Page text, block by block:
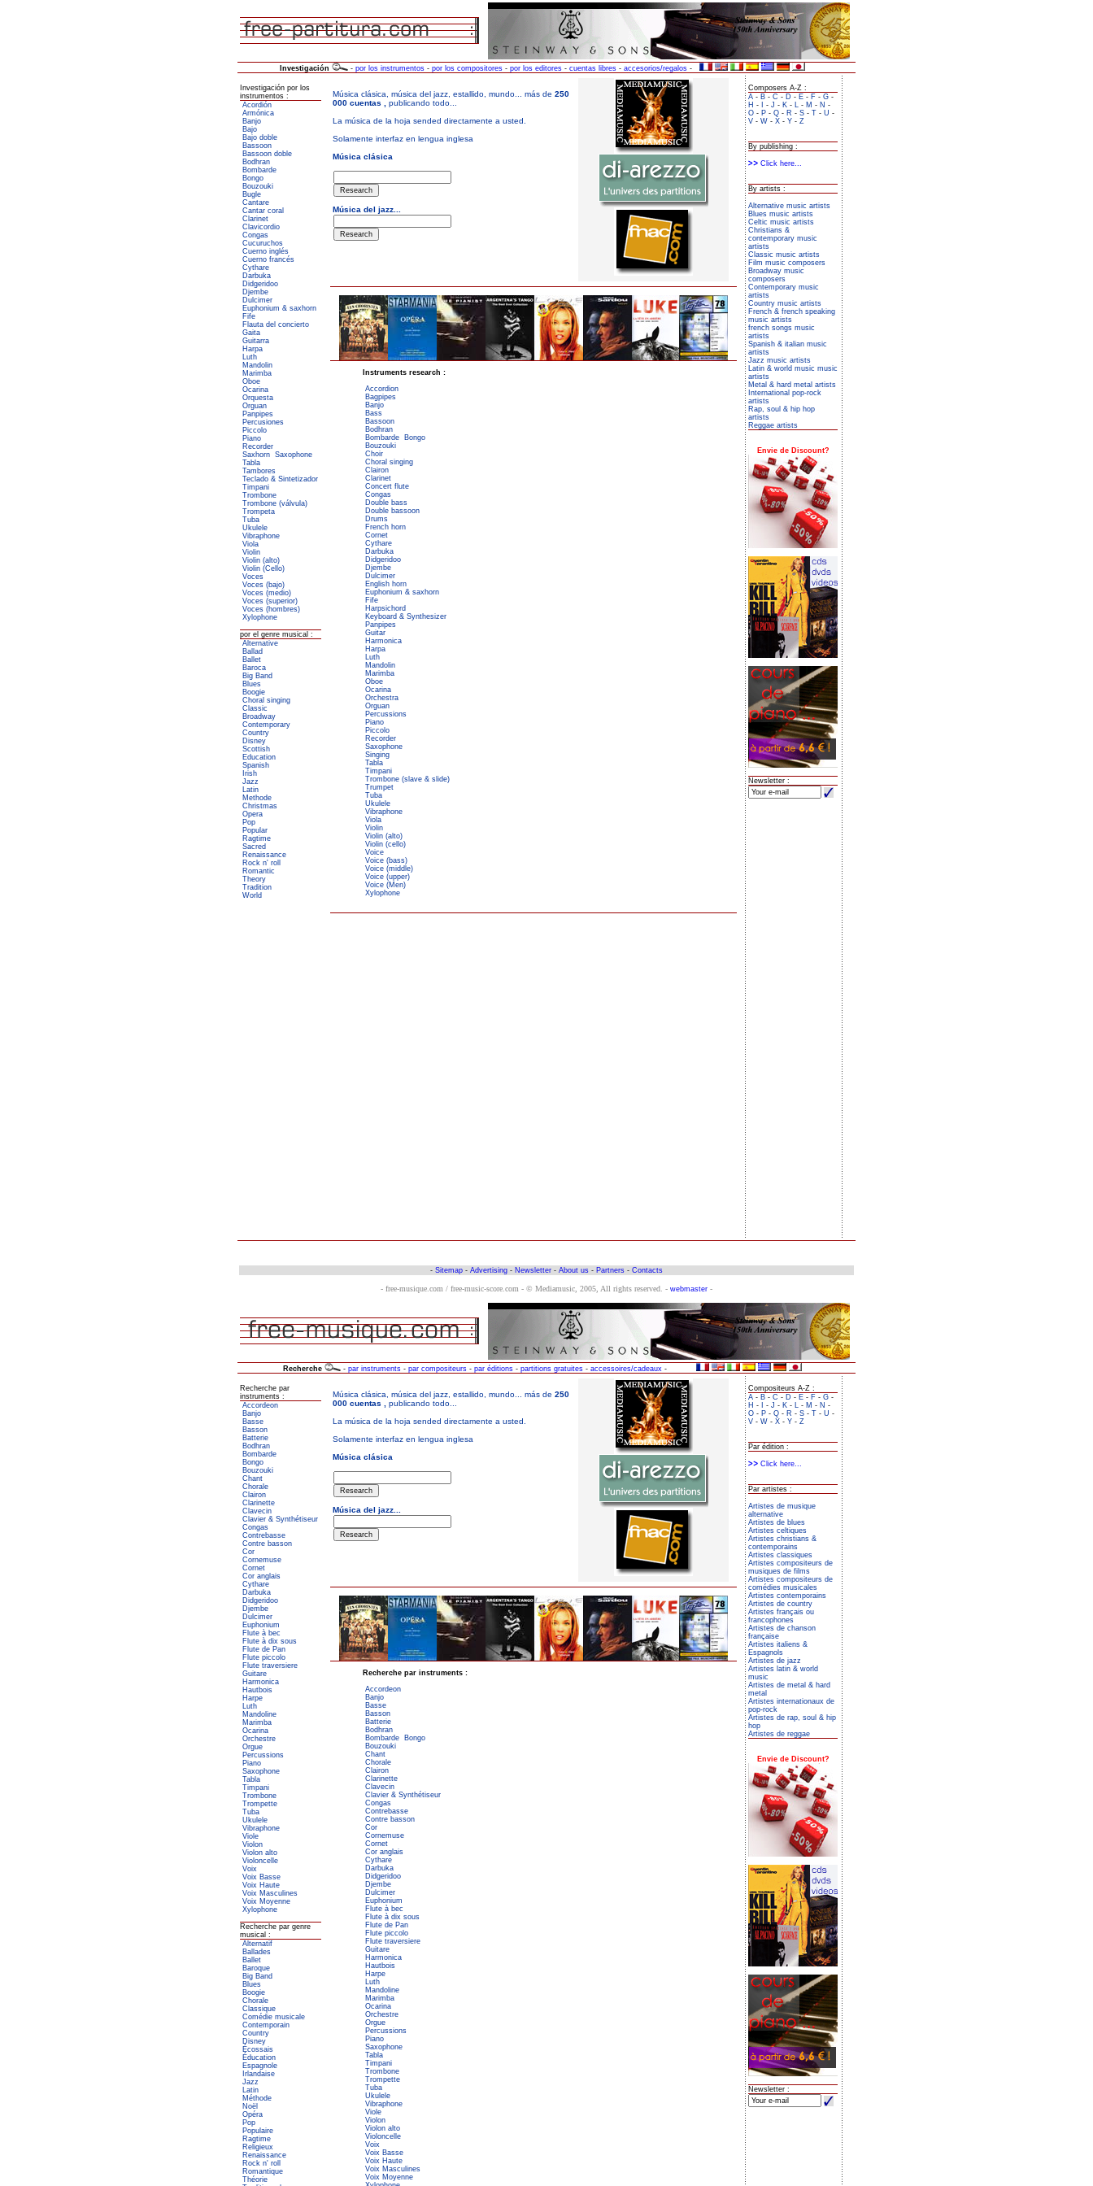
Investigación - por los instrumentos - por los compositores - por los editores - cuentas libres - accesorios/regalos -
Investigación por los
instrumentos :
Acordión
Armónica
Banjo
Bajo
Bajo doble
Bassoon
Bassoon doble
Bodhran
Bombarde
Bongo
Bouzouki
Bugle
Cantare
Cantar coral
Clarinet
Clavicordio
Congas
Cucuruchos
Cuerno inglés
Cuerno francés
Cythare
Darbuka
Didgeridoo
Djembe
Dulcimer
Euphonium & saxhorn
Fife
Flauta del concierto
Gaita
Guitarra
Harpa
Luth
Mandolin
Marimba
Oboe
Ocarina
Orquesta
Orguan
Panpipes
Percusiones
Piccolo
Piano
Recorder
Saxhorn Saxophone
Tabla
Tambores
Teclado & Sintetizador
Timpani
Trombone
Trombone (válvula)
Trompeta
Tuba
Ukulele
Vibraphone
Viola
Violin
Violin (alto)
Violin (Cello)
Voces
Voces (bajo)
Voces (medio)
Voces (superior)
Voces (hombres)
Xylophone
por el genre musical :
Alternative
Ballad
Ballet
Baroca
Big Band
Blues
Boogie
Choral singing
Classic
Broadway
Contemporary
Country
Disney
Scottish
Education
Spanish
Irish
Jazz
Latin
Methode
Christmas
Opera
Pop
Popular
Ragtime
Sacred
Renaissance
Rock n' roll
Romantic
Theory
Tradition
World
Instruments research :
Accordion
Bagpipes
Banjo
Bass
Bassoon
Bodhran
Bombarde
Bongo
Bouzouki
Choir
Choral singing
Clairon
Clarinet
Concert flute
Congas
Double bass
Double bassoon
Drums
French horn
Cornet
Cythare
Darbuka
Didgeridoo
Djembe
Dulcimer
English horn
Euphonium & saxhorn
Fife
Harpsichord
Keyboard & Synthesizer
Panpipes
Guitar
Harmonica
Harpa
Luth
Mandolin
Marimba
Oboe
Ocarina
Orchestra
Orguan
Percussions
Piano
Piccolo
Recorder
Saxophone
Singing
Tabla
Timpani
Trombone (slave & slide)
Trumpet
Tuba
Ukulele
Vibraphone
Viola
Violin
Violin (alto)
Violin (cello)
Voice
Voice (bass)
Voice (middle)
Voice (upper)
Voice (Men)
Xylophone
Composers A-Z :
A - B - C - D - E - F - G -
H - - J - K - L - M - N -
O - P - Q - R - S - T - U -
V - W - X - Y - Z
By publishing :
Click here...
By artists :
Alternative music artists
Blues music artists
Celtic music artists
Christians &
contemporary music
artists
Classic music artists
Film music composers
Broadway music
composers
Contemporary music
artists
Country music artists
French & french speaking
music artists
french songs music
artists
Spanish & italian music
artists
Jazz music artists
Latin & world music music
artists
Metal & hard metal artists
International pop-rock
artists
Rap, soul & hip hop
artists
Reggae artists
Newsletter :
- Sitemap - Advertising - Newsletter - About us - Partners - Contacts
- free-musique.com / free-music-score.com - © Mediamusic, 2005, All rights reserved. - webmaster -
Recherche - par instruments - par compositeurs - par éditions - partitions gratuites - accessoires/cadeaux -
Recherche par
instruments :
Accordeon
Banjo
Basse
Basson
Batterie
Bodhran
Bombarde
Bongo
Bouzouki
Chant
Chorale
Clairon
Clarinette
Clavecin
Clavier & Synthétiseur
Congas
Contrebasse
Contre basson
Cor
Cornemuse
Cornet
Cor anglais
Cythare
Darbuka
Didgeridoo
Djembe
Dulcimer
Euphonium
Flute à bec
Flute à dix sous
Flute de Pan
Flute piccolo
Flute traversiere
Guitare
Harmonica
Hautbois
Harpe
Luth
Mandoline
Marimba
Ocarina
Orchestre
Orgue
Percussions
Piano
Saxophone
Tabla
Timpani
Trombone
Trompette
Tuba
Ukulele
Vibraphone
Viole
Violon
Violon alto
Violoncelle
Voix
Voix Basse
Voix Haute
Voix Masculines
Voix Moyenne
Xylophone
Recherche par genre
musical :
Alternatif
Ballades
Ballet
Baroque
Big Band
Blues
Boogie
Chorale
Classique
Comédie musicale
Contemporain
Country
Disney
Écossais
Éducation
Espagnole
Irlandaise
Jazz
Latin
Méthode
Noël
Opéra
Pop
Populaire
Ragtime
Religieux
Renaissance
Rock n' roll
Romantique
Théorie
Recherche par instruments :
Accordeon
Banjo
Basse
Basson
Batterie
Bodhran
Bombarde
Bongo
Bouzouki
Chant
Chorale
Clairon
Clarinette
Clavecin
Clavier & Synthétiseur
Congas
Contrebasse
Contre basson
Cor
Cornemuse
Cornet
Cor anglais
Cythare
Darbuka
Didgeridoo
Djembe
Dulcimer
Euphonium
Flute à bec
Flute à dix sous
Flute de Pan
Flute piccolo
Flute traversiere
Guitare
Harmonica
Hautbois
Harpe
Luth
Mandoline
Marimba
Ocarina
Orchestre
Orgue
Percussions
Piano
Saxophone
Tabla
Timpani
Trombone
Trompette
Tuba
Ukulele
Vibraphone
Viole
Violon
Violon alto
Violoncelle
Voix
Voix Basse
Voix Haute
Voix Masculines
Voix Moyenne
Compositeurs A-Z :
A - B - C - D - E - F - G -
H - - J - K - L - M - N -
O - P - Q - R - S - T - U -
V - W - X - Y - Z
Par édition :
Click here...
Par artistes :
Artistes de musique
alternative
Artistes de blues
Artistes celtiques
Artistes christians &
contemporains
Artistes classiques
Artistes compositeurs de
musiques de films
Artistes compositeurs de
comédies musicales
Artistes contemporains
Artistes de country
Artistes français ou
francophones
Artistes de chanson
française
Artistes italiens &
Espagnols
Artistes de jazz
Artistes latin & world
music
Artistes de metal & hard
metal
Artistes internationaux de
pop-rock
Artistes de rap, soul & hip
hop
Artistes de reggae
Newsletter :